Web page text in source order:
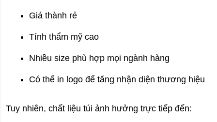
Giá thành rẻ
Tính thẩm mỹ cao
Nhiều size phù hợp mọi ngành hàng
Có thể in logo để tăng nhận diện thương hiệu
Tuy nhiên, chất liệu túi ảnh hưởng trực tiếp đến: